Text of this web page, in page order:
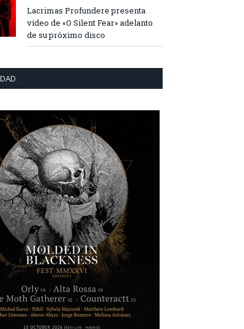
Lacrimas Profundere presenta
vídeo de «O Silent Fear» adelanto
de su próximo disco